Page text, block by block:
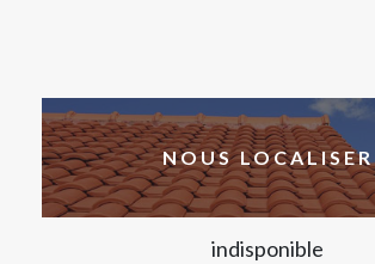
NOUS LOCALISER
indisponible